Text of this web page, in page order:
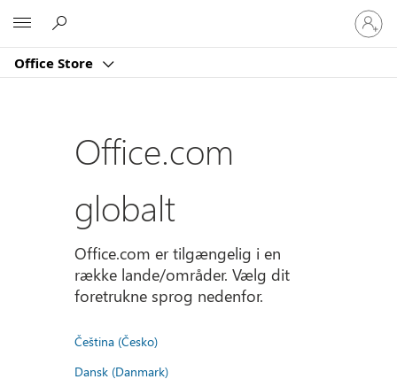
Office Store
Log
på
din
Office.com
globalt
Office.com er tilgængelig i en
række lande/områder. Vælg dit
foretrukne sprog nedenfor.
Čeština (Česko)
Dansk (Danmark)